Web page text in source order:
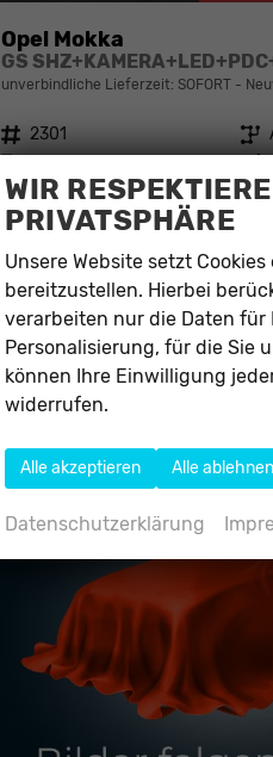
Opel Mokka
GS
unverbindliche Lieferzeit: SOFORT
Fahrzeugnr. 2301 Getriebe
Leistung
96 kW (131 PS) Kilometerstand
15.04.2026
24.402,– €
incl. 19% MwSt.
Verbrauch kombiniert:6,10 l/
CO2-Klasse: E
CO2-Emissionen:138,00 g/km
WIR
PRIVATSPHÄRE
Unsere Website setzt
bereitzustellen. Hierbei
verarbeiten nur die Daten
Personalisierung, für die Sie
können Ihre Einwilligung
widerrufen.
Alle akzeptieren Alle ablehnen
Datenschutzerklärung